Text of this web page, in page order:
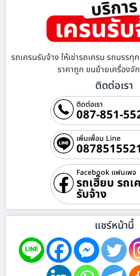
รถเครนรับจ้าง ให้เช่ารถเครน รถบรร
ราคาถูก ขนย้ายเครื่องจั
ติดต่อเรา
ติดต่อเรา
087-851-
เพิ่มเพื่อน Line
Facebook แฟนเพจ
รถเฮี๊ยบ รถเ
รับจ้าง
แชร์หน้านี้